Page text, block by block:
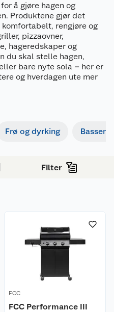
å gjøre hagen og
Produktene gjør det
rengjøre og
pizzaovner,
hageredskaper og
du skal stelle hagen,
bare nyte sola – her er
og hverdagen ute mer
Frø og dyrking Basseng
Filter
FCC
FCC Performance III